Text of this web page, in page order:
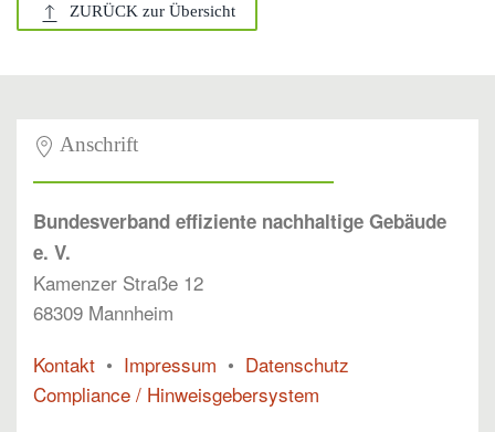
ZURÜCK zur Übersicht
Anschrift
Bundesverband effiziente nachhaltige Gebäude
e. V.
Kamenzer Straße 12
68309 Mannheim
Kontakt • Impressum • Datenschutz
Compliance / Hinweisgebersystem